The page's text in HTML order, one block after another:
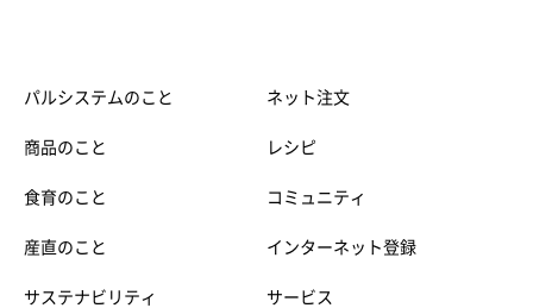
パルシステムのこと
商品のこと
食育のこと
産直のこと
サステナビリティ
ネット注文
レシピ
コミュニティ
インターネット登録
サービス